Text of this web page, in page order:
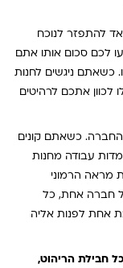
להתפזר לנוכח
לכם סכום אותו אתם
כשאתם ניגשים לחנות
אתכם לרהיטים
כשאתם קונים
עבודה מחנות
מראה הרמוני
חברה אחת, כל
אחת לפנות אליה
חבילת הריהוט,